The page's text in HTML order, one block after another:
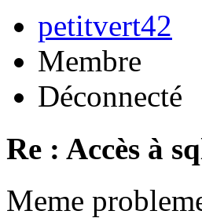
petitvert42
Membre
Déconnecté
Re : Accès à
Meme